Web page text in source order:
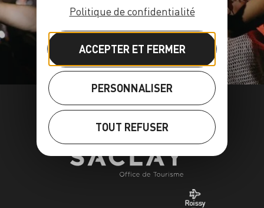
Politique de confidentialité
ACCEPTER ET FERMER
PERSONNALISER
TOUT REFUSER